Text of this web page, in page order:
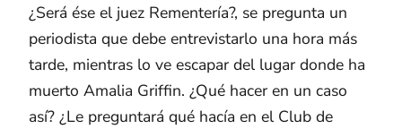
¿Será ése el juez Rementería?, se pregunta un
periodista que debe entrevistarlo una hora más
tarde, mientras lo ve escapar del lugar donde ha
muerto Amalia Griffin. ¿Qué hacer en un caso
así? ¿Le preguntará qué hacía en el Club de